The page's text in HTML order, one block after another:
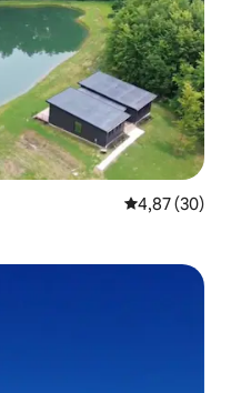
Gemiddelde
4,87 (30)